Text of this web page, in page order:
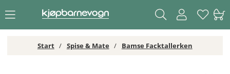
Start Spise & Mate Bamse Facktallerken